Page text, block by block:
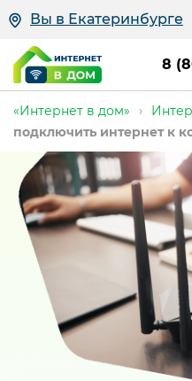
Вы в Екатеринбурге
8
«Интернет в дом» ›
подключить интернет к